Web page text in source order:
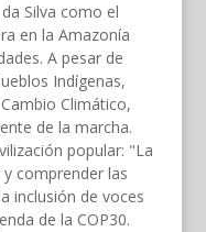
Silva como el
en la Amazonía
A pesar de
Indígenas,
Climático,
de la marcha.
popular: "La
comprender las
inclusión de voces
de la COP30.